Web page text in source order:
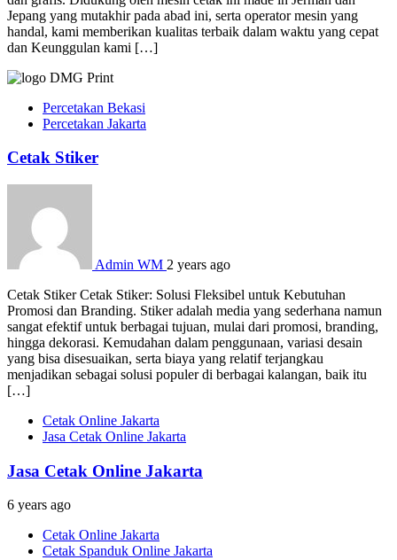
Jepang yang mutakhir pada abad ini, serta operator mesin yang
handal, kami memberikan kualitas terbaik dalam waktu yang cepat
dan Keunggulan kami […]
Percetakan Bekasi
Percetakan Jakarta
Cetak Stiker
Admin WM 2 years ago
Cetak Stiker Cetak Stiker: Solusi Fleksibel untuk Kebutuhan
Promosi dan Branding. Stiker adalah media yang sederhana namun
sangat efektif untuk berbagai tujuan, mulai dari promosi, branding,
hingga dekorasi. Kemudahan dalam penggunaan, variasi desain
yang bisa disesuaikan, serta biaya yang relatif terjangkau
menjadikan sebagai solusi populer di berbagai kalangan, baik itu
[…]
Cetak Online Jakarta
Jasa Cetak Online Jakarta
Jasa Cetak Online Jakarta
6 years ago
Cetak Online Jakarta
Cetak Spanduk Online Jakarta